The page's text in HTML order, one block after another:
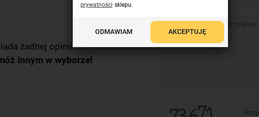
żadnej opinii.
innym w wyborze!
prywatności sklepu.
ODMAWIAM AKCEPTUJĘ